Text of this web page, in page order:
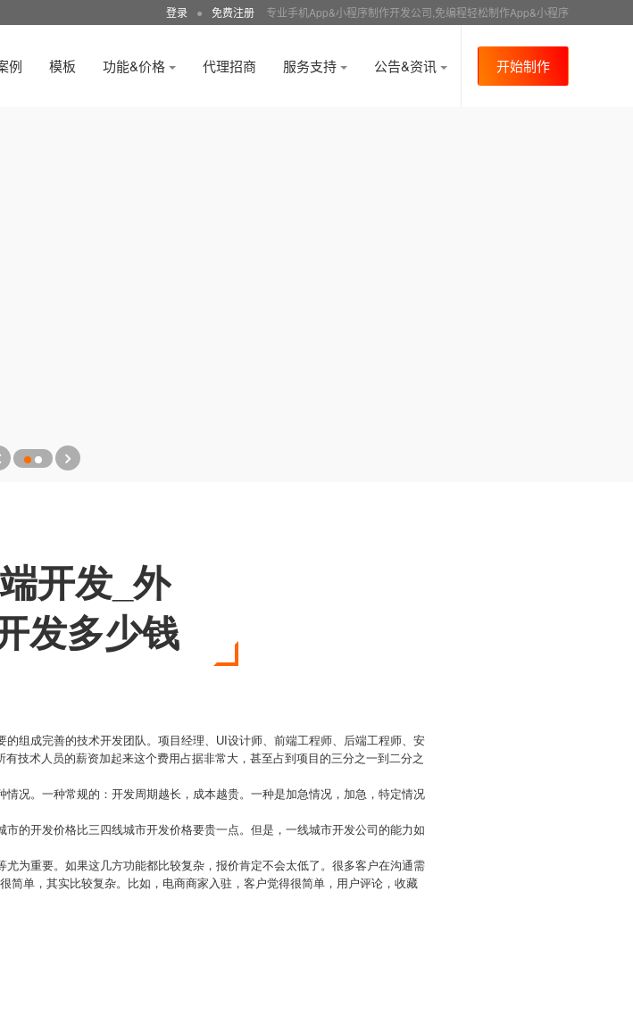
登录 ● 免费注册 专业手机App&小程序制作开发公司,免编程轻松制作App&小程序
例 模板 功能&价格 代理招商 服务支持 公告&资讯 开始制作
开发_外
发多少钱
组成完善的技术开发团队。项目经理、UI设计师、前端工程师、后端工程师、安
技术人员的薪资加起来这个费用占据非常大，甚至占到项目的三分之一到二分之
况。一种常规的：开发周期越长，成本越贵。一种是加急情况，加急，特定情况
的开发价格比三四线城市开发价格要贵一点。但是，一线城市开发公司的能力如
为重要。如果这几方功能都比较复杂，报价肯定不会太低了。很多客户在沟通需
简单，其实比较复杂。比如，电商商家入驻，客户觉得很简单，用户评论，收藏